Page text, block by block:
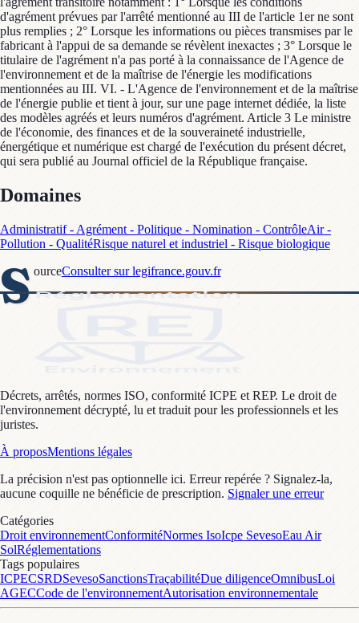
d'agrément prévues par l'arrêté mentionné au III de l'article 1er ne sont
plus remplies ; 2° Lorsque les informations ou pièces transmises par le
fabricant à l'appui de sa demande se révèlent inexactes ; 3° Lorsque le
titulaire de l'agrément n'a pas porté à la connaissance de l'Agence de
l'environnement et de la maîtrise de l'énergie les modifications
mentionnées au III. VI. - L'Agence de l'environnement et de la maîtrise
de l'énergie publie et tient à jour, sur une page internet dédiée, la liste
des modèles agréés et leurs numéros d'agrément. Article 3 Le ministre
de l'économie, des finances et de la souveraineté industrielle,
énergétique et numérique est chargé de l'exécution du présent décret,
qui sera publié au Journal officiel de la République française.
Domaines
Administratif - Agrément - Politique - Nomination - ContrôleAir -
Pollution - QualitéRisque naturel et industriel - Risque biologique
S ourceConsulter sur legifrance.gouv.fr
Décrets, arrêtés, normes ISO, conformité ICPE et REP. Le droit de
l'environnement décrypté, lu et traduit pour les professionnels et les
juristes.
À proposMentions légales
La précision n'est pas optionnelle ici. Erreur repérée ? Signalez-la,
aucune coquille ne bénéficie de prescription. Signaler une erreur
Catégories
Droit environnementConformitéNormes IsoIcpe SevesoEau Air
SolRéglementations
Tags populaires
ICPECSRDSevesoSanctionsTraçabilitéDue diligenceOmnibusLoi
AGECCode de l'environnementAutorisation environnementale